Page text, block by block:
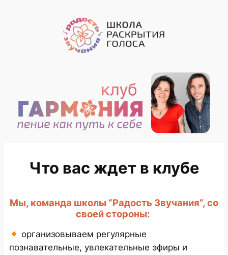
Что вас ждет в клубе
Мы, команда школы “Радость Звучания”, со
своей стороны:
организовываем регулярные
познавательные, увлекательные эфиры и